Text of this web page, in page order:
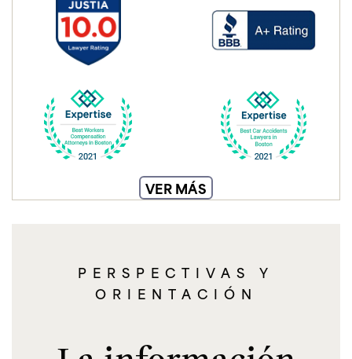
VER MÁS
PERSPECTIVAS Y
ORIENTACIÓN